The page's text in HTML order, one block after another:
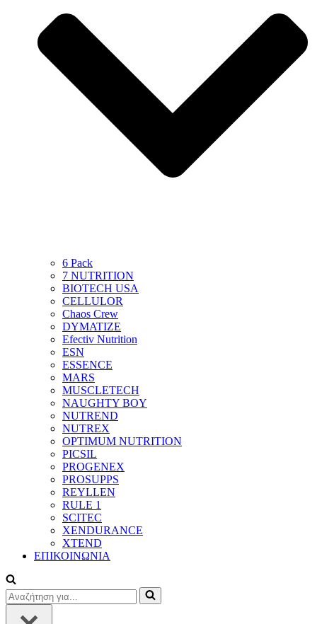
6 Pack
7 NUTRITION
BIOTECH USA
CELLULOR
Chaos Crew
DYMATIZE
Efectiv Nutrition
ESN
ESSENCE
MARS
MUSCLETECH
NAUGHTY BOY
NUTREND
NUTREX
OPTIMUM NUTRITION
PICSIL
PROGENEX
PROSUPPS
REYLLEN
RULE 1
SCITEC
XENDURANCE
XTEND
ΕΠΙΚΟΙΝΩΝΙΑ
Αναζήτηση
για...